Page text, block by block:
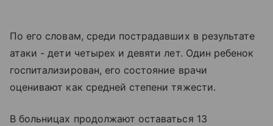
По его словам, среди пострадавших в результате
атаки - дети четырех и девяти лет. Один ребенок
госпитализирован, его состояние врачи
оценивают как средней степени тяжести.
В больницах продолжают оставаться 13